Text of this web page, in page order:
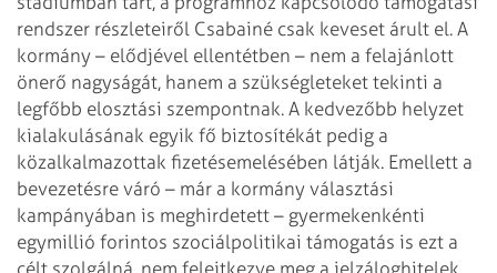
rendszer részleteiről Csabainé csak keveset árult el. A
kormány – elődjével ellentétben – nem a felajánlott
önerő nagyságát, hanem a szükségleteket tekinti a
legfőbb elosztási szempontnak. A kedvezőbb helyzet
kialakulásának egyik fő biztosítékát pedig a
közalkalmazottak fizetésemelésében látják. Emellett a
bevezetésre váró – már a kormány választási
kampányában is meghirdetett – gyermekenkénti
egymillió forintos szociálpolitikai támogatás is ezt a
célt szolgálná, nem felejtkezve meg a jelzáloghitelek